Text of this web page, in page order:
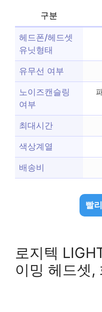
구분
헤드폰/헤드셋
유닛형태
유무선 여부
노이즈캔슬링
여부
최대시간
색상계열
배송비
빨
로지텍
이밍 헤드셋,